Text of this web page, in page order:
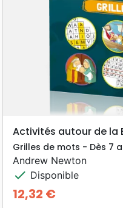
Activités autour de la
Grilles de mots - Dès 7
Andrew Newton
check Disponible
Prix
12,32 €